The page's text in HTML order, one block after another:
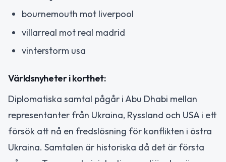
bournemouth mot liverpool
villarreal mot real madrid
vinterstorm usa
Världsnyheter i korthet:
Diplomatiska samtal pågår i Abu Dhabi mellan
representanter från Ukraina, Ryssland och USA i ett
försök att nå en fredslösning för konflikten i östra
Ukraina. Samtalen är historiska då det är första